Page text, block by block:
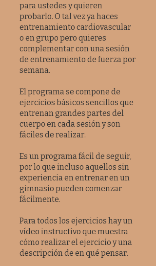
para ustedes y quieren
probarlo. O tal vez ya haces
entrenamiento cardiovascular
o en grupo pero quieres
complementar con una sesión
de entrenamiento de fuerza por
semana.
El programa se compone de
ejercicios básicos sencillos que
entrenan grandes partes del
cuerpo en cada sesión y son
fáciles de realizar.
Es un programa fácil de seguir,
por lo que incluso aquellos sin
experiencia en entrenar en un
gimnasio pueden comenzar
fácilmente.
Para todos los ejercicios hay un
vídeo instructivo que muestra
cómo realizar el ejercicio y una
descripción de en qué pensar.